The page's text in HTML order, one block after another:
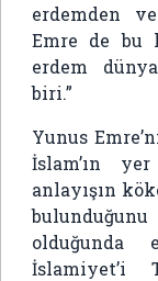
erdemden
Emre de bu
erdem
biri.”
Yunus
İslam’ın
anlayışın
olduğunda
İslamiyet’i